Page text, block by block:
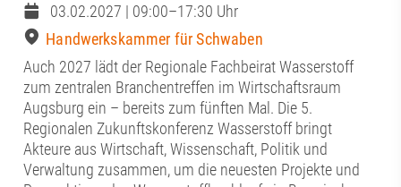
03.02.2027 | 09:00–17:30 Uhr
Handwerkskammer für Schwaben
Auch 2027 lädt der Regionale Fachbeirat Wasserstoff
zum zentralen Branchentreffen im Wirtschaftsraum
Augsburg ein – bereits zum fünften Mal. Die 5.
Regionalen Zukunftskonferenz Wasserstoff bringt
Akteure aus Wirtschaft, Wissenschaft, Politik und
Verwaltung zusammen, um die neuesten Projekte und